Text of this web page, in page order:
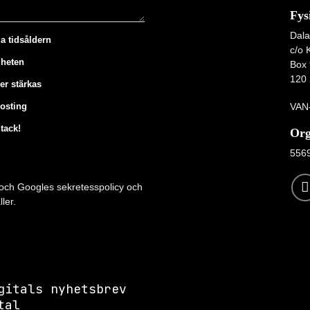
tidsåldern
stärkas
Googles sekretesspolicy och
nyhetsbrev
c/o
Box
120